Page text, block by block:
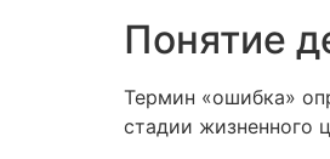
Понятие
Термин «ошибка»
стадии жизненного